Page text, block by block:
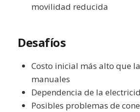
movilidad reducida
Desafíos
Costo inicial más alto que
manuales
Dependencia de la
Posibles problemas de